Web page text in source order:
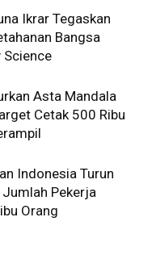
Ikrar Tegaskan
Bangsa
Science
Asta Mandala
Cetak 500 Ribu
Indonesia Turun
Pekerja
Orang